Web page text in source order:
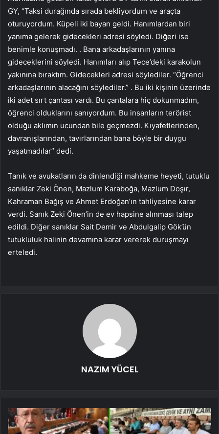
GY, “Taksi durağında sırada bekliyordum ve araçta
oturuyordum. Küpeli iki bayan geldi. Hanımlardan biri
yanıma gelerek gidecekleri adresi söyledi. Diğeri ise
benimle konuşmadı. . Bana arkadaşlarının yanına
gideceklerini söyledi. Hanımları alıp Tece’deki karakolun
yakınına bıraktım. Gidecekleri adresi söylediler. “Öğrenci
arkadaşlarının alacağını söylediler.” . Bu iki kişinin üzerinde
iki adet sırt çantası vardı. Bu çantalara hiç dokunmadım,
öğrenci olduklarını sanıyordum. Bu insanların terörist
olduğu aklımın ucundan bile geçmezdi. Kıyafetlerinden,
davranışlarından, tavırlarından bana böyle bir duygu
yaşatmadılar” dedi.
Tanık ve avukatların da dinlendiği mahkeme heyeti, tutuklu
sanıklar Zeki Önen, Mazlum Karaboğa, Mazlum Doşır,
Kahraman Bağış ve Ahmet Erdoğan’ın tahliyesine karar
verdi. Sanık Zeki Önen’in de ev hapsine alınması talep
edildi. Diğer sanıklar Sait Demir ve Abdulgalip Gök’ün
tutukluluk halinin devamına karar vererek duruşmayı
erteledi.
NAZIM YÜCEL